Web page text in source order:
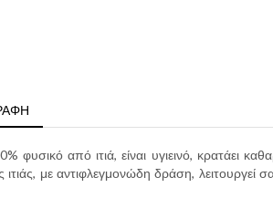
από ιτιά, είναι υγιεινό, κρατάει
με αντιφλεγμονώδη δράση, λειτουργεί